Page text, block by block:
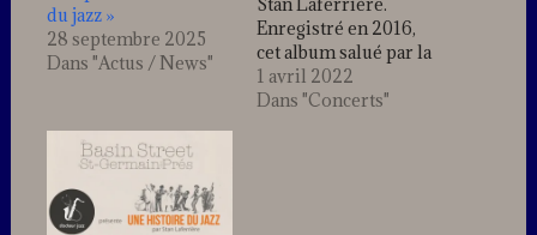
du jazz »
28 septembre 2025
Dans "Actus / News"
Stan Laferrière.
Enregistré en 2016,
cet album salué par la
critique, retrace la
grande épopée des big
1 avril 2022
Dans "Concerts"